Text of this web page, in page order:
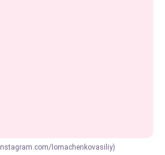
lomachenkovasiliy)